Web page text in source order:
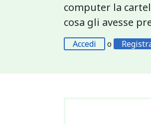
computer la
cosa gli avesse
Accedi o